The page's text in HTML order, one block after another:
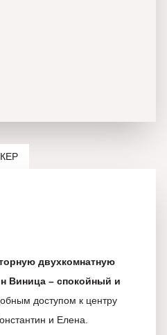
двухкомнатную
Виница – спокойный и
доступом к центру
и Елена.